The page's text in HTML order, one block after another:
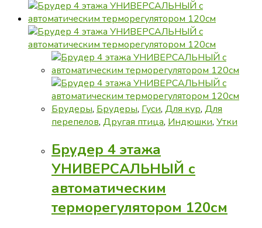
Брудеры, Брудеры, Гуси, Для кур, Для
перепелов, Другая птица, Индюшки, Утки
Брудер 4 этажа
УНИВЕРСАЛЬНЫЙ с
автоматическим
терморегулятором 120см